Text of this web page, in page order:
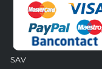
SAV